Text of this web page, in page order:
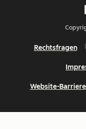
Rechtsfragen
Website-